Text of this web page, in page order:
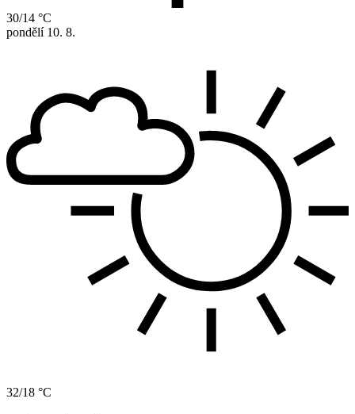
30/14 °C
pondělí 10. 8.
32/18 °C